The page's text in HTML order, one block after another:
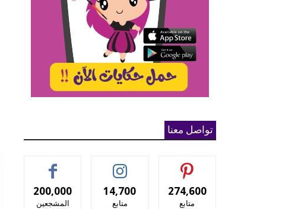
تواصل معنا
200,000
المشجعين
14,700
متابع
274,600
متابع